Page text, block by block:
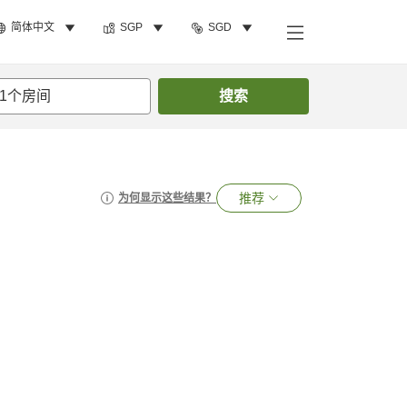
简体中文 SGP SGD
1个房间 搜索
为何显示这些结果？ 推荐